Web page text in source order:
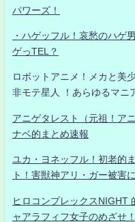
パワーズ！
・ハゲッフル！哀愁のハゲ
ゲっTEL？
ロボットアニメ！メカと美
非モテ星人 ！あらゆるマニ
アニゲタレスト（元祖！ア
ナベ的まとめ速報
ユカ・ヨネッフル！初老的
ト！害獣神アリ・ガー被害
ヒロコンプレックスNIGHT
ャアラフィフ女子のめざせ